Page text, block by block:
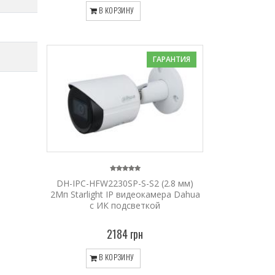
В КОРЗИНУ
ГАРАНТИЯ
DH-IPC-HFW2230SP-S-S2 (2.8 мм)
2Mп Starlight IP видеокамера Dahua
c ИК подсветкой
2184 грн
В КОРЗИНУ